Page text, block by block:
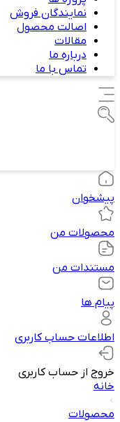
نمایندگان فروش
اصالت محصول
مقالات
درباره ما
تماس با ما
پیشخوان
محصولات من
مستندات من
پیام ها
اطلاعات حساب کاربری
خروج از حساب کاربری
خانه
محصولات